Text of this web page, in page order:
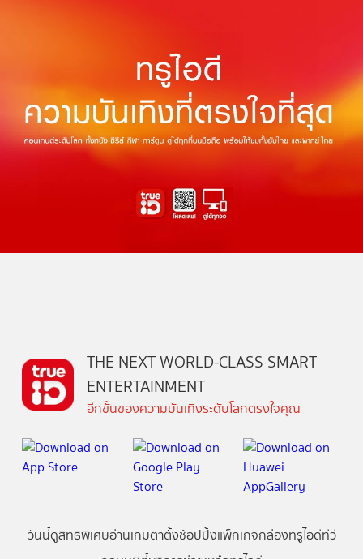
THE NEXT WORLD-CLASS SMART
ENTERTAINMENT
อีกขั้นของความบันเทิงระดับโลกตรงใจคุณ
วันนี้ดูสิทธิพิเศษอ่านเกมตาตั้งช้อปปิ้งแพ็กเกจกล่องทรูไอดีทีวี